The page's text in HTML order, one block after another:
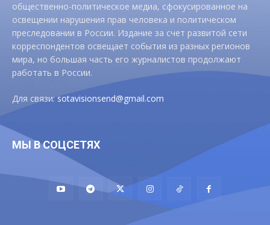
общественно-политическое медиа, сфокусированное на
освещении нарушения прав человека и политическом
преследовании в России. Издание за счет развитой сети
корреспондентов освещает события из разных регионов
мира, но большая часть его журналистов продолжают
работать в России.
Для связи:sotavisionsend@gmail.com
МЫ В СОЦСЕТЯХ